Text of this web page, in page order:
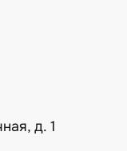
д. 1